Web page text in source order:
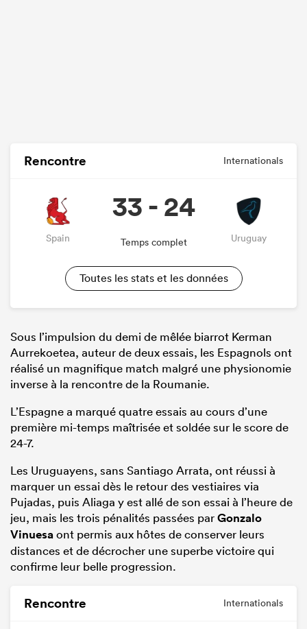
Rencontre Internationals
Spain
33 - 24
Temps complet Uruguay
Toutes les stats et les données
Sous l’impulsion du demi de mêlée biarrot Kerman
Aurrekoetea, auteur de deux essais, les Espagnols ont
réalisé un magnifique match malgré une physionomie
inverse à la rencontre de la Roumanie.
L’Espagne a marqué quatre essais au cours d’une
première mi-temps maîtrisée et soldée sur le score de
24-7.
Les Uruguayens, sans Santiago Arrata, ont réussi à
marquer un essai dès le retour des vestiaires via
Pujadas, puis Aliaga y est allé de son essai à l’heure de
jeu, mais les trois pénalités passées parGonzalo
Vinuesaont permis aux hôtes de conserver leurs
distances et de décrocher une superbe victoire qui
confirme leur belle progression.
Rencontre Internationals